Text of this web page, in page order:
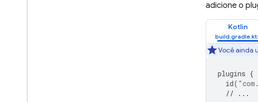
adicione o
Kotlin
Você ainda
plugins {
id(
// ...